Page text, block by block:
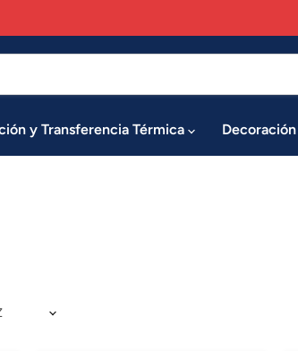
y Transferencia Térmica Decoración